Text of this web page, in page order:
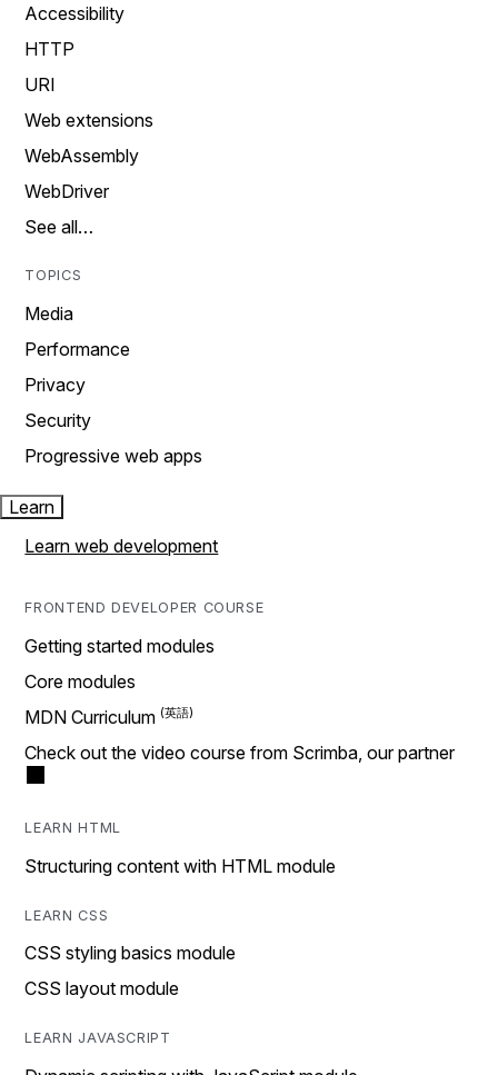
Accessibility
HTTP
URI
Web extensions
WebAssembly
WebDriver
See all…
TOPICS
Media
Performance
Privacy
Security
Progressive web apps
Learn
Learn web development
FRONTEND DEVELOPER COURSE
Getting started modules
Core modules
MDN Curriculum
Check out the video course from Scrimba, our partner
LEARN HTML
Structuring content with HTML module
LEARN CSS
CSS styling basics module
CSS layout module
LEARN JAVASCRIPT